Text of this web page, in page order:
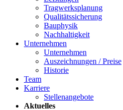
Tragwerksplanung
Qualitätssicherung
Bauphysik
Nachhaltigkeit
Unternehmen
Unternehmen
Auszeichnungen / Preise
Historie
Team
Karriere
Stellenangebote
Aktuelles